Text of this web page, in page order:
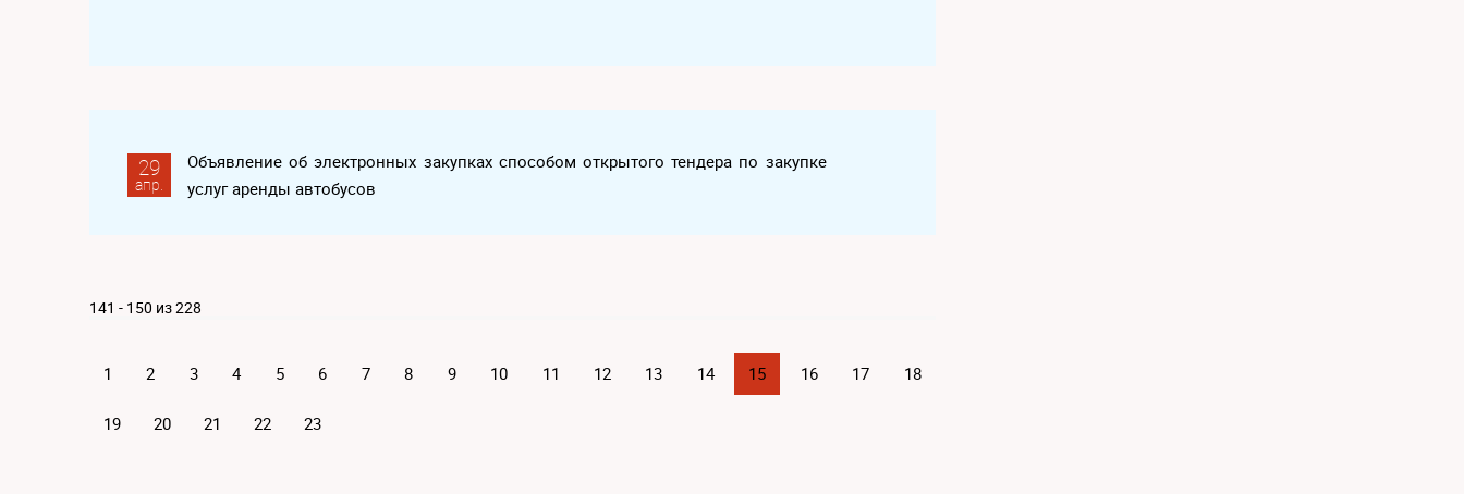
29
апр.
Объявление об электронных закупках способом открытого тендера по закупке
услуг аренды автобусов
141 - 150 из 228
1 2 3 4 5 6 7 8 9 10 11 12 13 14 15 16 17 18
19 20 21 22 23